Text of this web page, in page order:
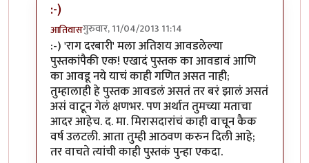
:-)
आतिवासगुरुवार, 11/04/2013 11:14
In reply toमला हे पुस्तक अतीशय भिक्कार
:-) 'राग दरबारी' मला अतिशय आवडलेल्या
पुस्तकांपैकी एक! एखादं पुस्तक का आवडावं आणि
का आवडू नये याचं काही गणित असत नाही;
तुम्हालाही हे पुस्तक आवडलं असतं तर बरं झालं असतं
असं वाटून गेलं क्षणभर. पण अर्थात तुमच्या मताचा
आदर आहेच. द. मा. मिरासदारांचं काही वाचून कैक
वर्ष उलटली. आता तुम्ही आठवण करुन दिली आहे;
तर वाचते त्यांची काही पुस्तकं पुन्हा एकदा.